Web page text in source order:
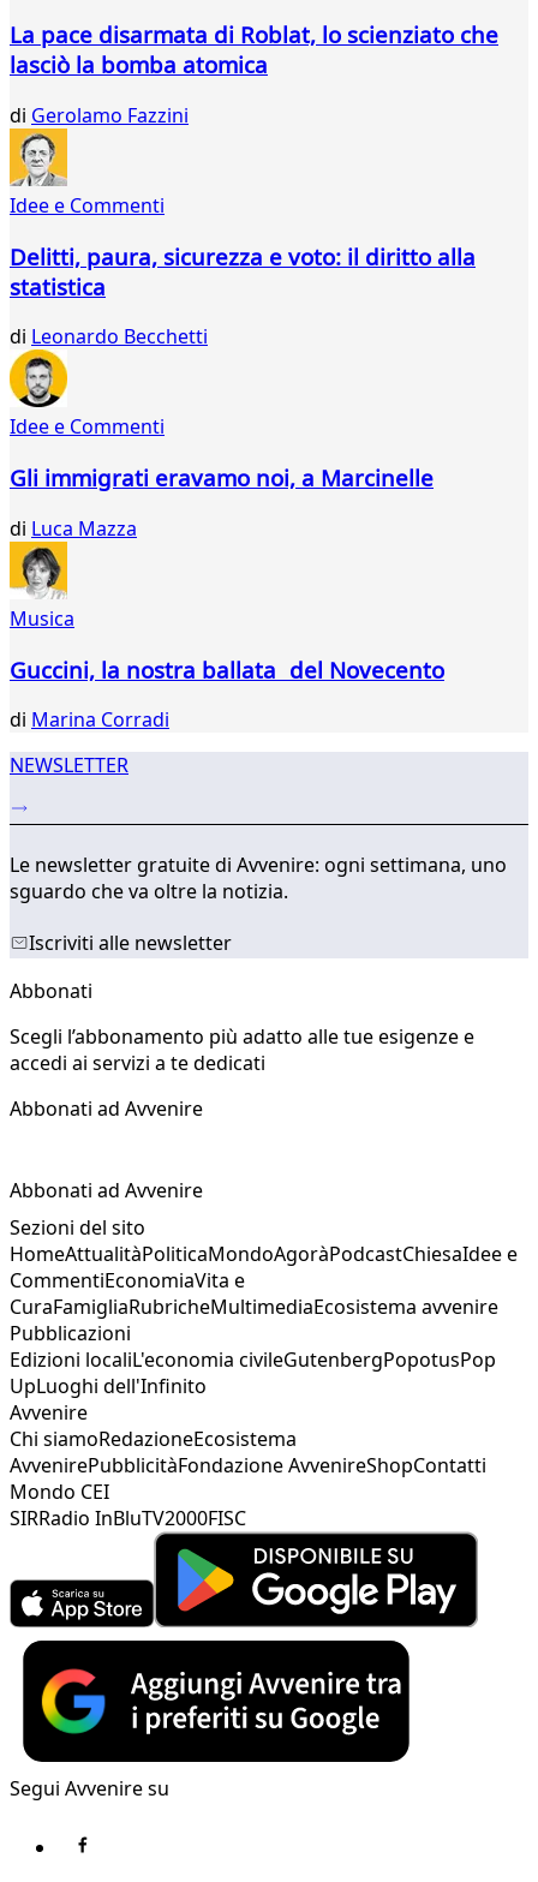
...
La pace disarmata di Roblat, lo scienziato che
lasciò la bomba atomica
di Gerolamo Fazzini
Idee e Commenti
Delitti, paura, sicurezza e voto: il diritto alla
statistica
di Leonardo Becchetti
Idee e Commenti
Gli immigrati eravamo noi, a Marcinelle
di Luca Mazza
Musica
Guccini, la nostra ballata del Novecento
di Marina Corradi
NEWSLETTER
Le newsletter gratuite di Avvenire: ogni settimana, uno
sguardo che va oltre la notizia.
Iscriviti alle newsletter
Abbonati
Scegli l’abbonamento più adatto alle tue esigenze e
accedi ai servizi a te dedicati
Abbonati ad Avvenire
Abbonati ad Avvenire
Sezioni del sito
HomeAttualitàPoliticaMondoAgoràPodcastChiesaIdee e
CommentiEconomiaVita e
CuraFamigliaRubricheMultimediaEcosistema avvenire
Pubblicazioni
Edizioni localiL'economia civileGutenbergPopotusPop
UpLuoghi dell'Infinito
Avvenire
Chi siamoRedazioneEcosistema
AvvenirePubblicitàFondazione AvvenireShopContatti
Mondo CEI
SIRRadio InBluTV2000FISC
Segui Avvenire su